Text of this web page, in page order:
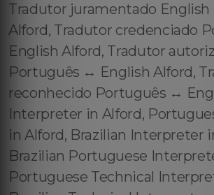
Tradutor juramentado
Alford, Tradutor credenciado
English Alford, Tradutor
Português ↔️ English Alford,
reconhecido Português ↔️
Interpreter in Alford,
in Alford, Brazilian Interpreter
Brazilian Portuguese
Portuguese Technical